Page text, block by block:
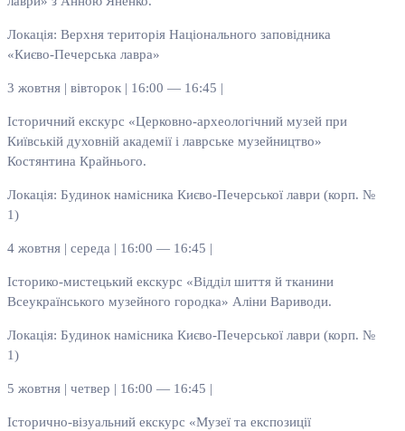
Локація: Верхня територія Національного заповідника
«Києво-Печерська лавра»
3 жовтня | вівторок | 16:00 — 16:45 |
Історичний екскурс «Церковно-археологічний музей при
Київській духовній академії і лаврське музейництво»
Костянтина Крайнього.
Локація: Будинок намісника Києво-Печерської лаври (корп. №
1)
4 жовтня | середа | 16:00 — 16:45 |
Історико-мистецький екскурс «Відділ шиття й тканини
Всеукраїнського музейного городка» Аліни Вариводи.
Локація: Будинок намісника Києво-Печерської лаври (корп. №
1)
5 жовтня | четвер | 16:00 — 16:45 |
Історично-візуальний екскурс «Музеї та експозиції